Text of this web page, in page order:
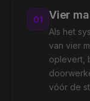
01 Vier
Als het
van vier
oplevert,
vóór de